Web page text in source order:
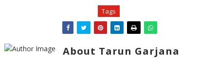
Tags
About Tarun Garjana